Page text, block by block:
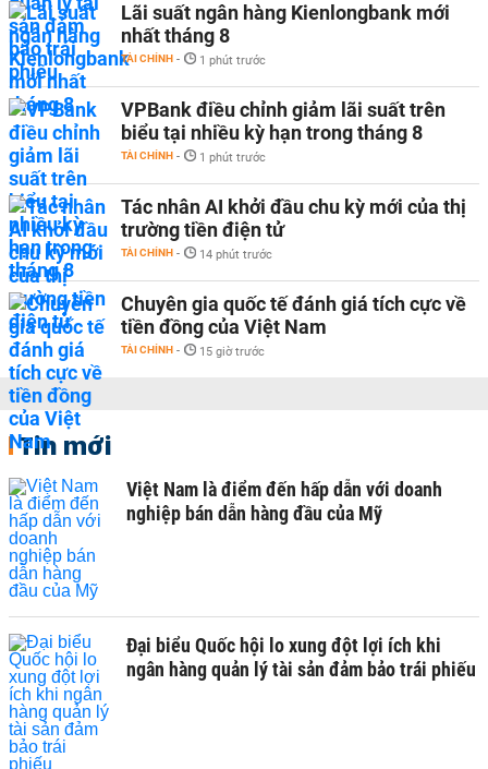
Lãi suất ngân hàng Kienlongbank mới
nhất tháng 8
TÀI CHÍNH - 1 phút trước
VPBank điều chỉnh giảm lãi suất trên
biểu tại nhiều kỳ hạn trong tháng 8
TÀI CHÍNH - 1 phút trước
Tác nhân AI khởi đầu chu kỳ mới của thị
trường tiền điện tử
TÀI CHÍNH - 14 phút trước
Chuyên gia quốc tế đánh giá tích cực về
tiền đồng của Việt Nam
TÀI CHÍNH - 15 giờ trước
Tin mới
Việt Nam là điểm đến hấp dẫn với doanh
nghiệp bán dẫn hàng đầu của Mỹ
Đại biểu Quốc hội lo xung đột lợi ích khi
ngân hàng quản lý tài sản đảm bảo trái phiếu